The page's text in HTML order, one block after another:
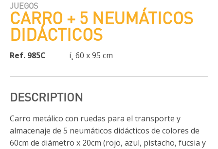
JUEGOS
CARRO + 5 NEUMÁTICOS
DIDÁCTICOS
Ref. 985C í¸ 60 x 95 cm
DESCRIPTION
Carro metálico con ruedas para el transporte y
almacenaje de 5 neumáticos didácticos de colores de
60cm de diámetro x 20cm (rojo, azul, pistacho, fucsia y